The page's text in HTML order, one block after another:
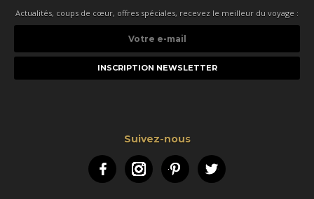
Actualités, coups de cœur, offres spéciales, recevez le meilleur du voyage :
e-
Suivez-nous
FacebookInstagramPinterestTwitter